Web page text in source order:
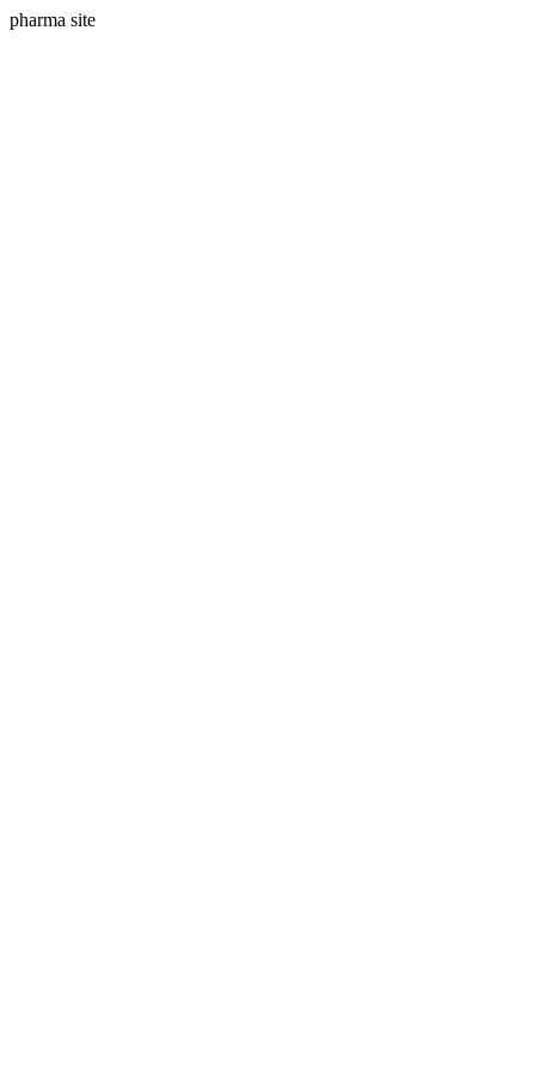
pharma site